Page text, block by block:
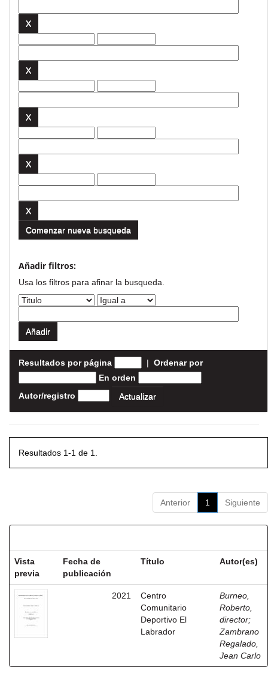
Comenzar nueva busqueda
Añadir filtros:
Usa los filtros para afinar la busqueda.
Resultados por página | Ordenar por
En orden
Autor/registro
Resultados 1-1 de 1.
Anterior 1 Siguiente
Vista
previa
Fecha de
publicación
Título Autor(es)
2021
Centro
Comunitario
Deportivo El
Labrador
Burneo,
Roberto,
director;
Zambrano
Regalado,
Jean Carlo